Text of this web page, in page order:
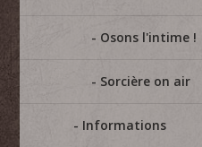
Osons l'intime !
Sorcière on air
Informations